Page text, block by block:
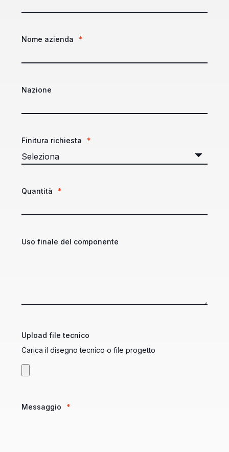
Nome azienda *
Nazione
Finitura richiesta *
Quantità *
Uso finale del componente
Upload file tecnico
Carica il disegno tecnico o file progetto
Messaggio *